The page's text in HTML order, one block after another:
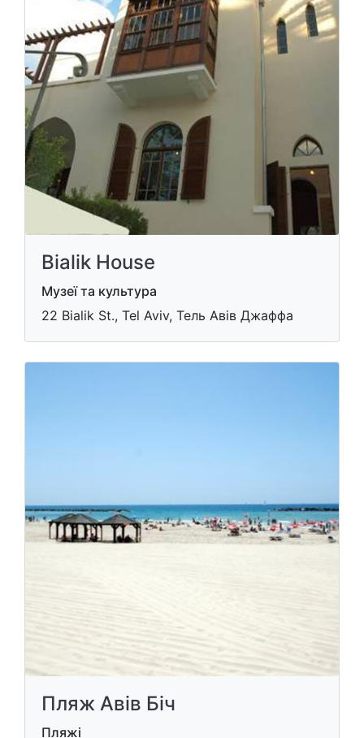
Bialik House
Музеї та культура
22 Bialik St., Tel Aviv, Тель Авів Джаффа
Пляж Авів Біч
Пляжі